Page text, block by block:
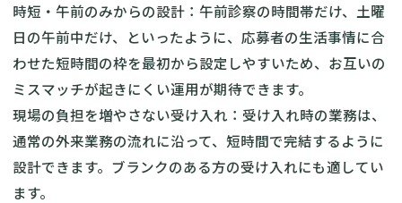
時短・午前のみからの設計：午前診察の時間帯だけ、土曜
日の午前中だけ、といったように、応募者の生活事情に合
わせた短時間の枠を最初から設定しやすいため、お互いの
ミスマッチが起きにくい運用が期待できます。
現場の負担を増やさない受け入れ：受け入れ時の業務は、
通常の外来業務の流れに沿って、短時間で完結するように
設計できます。ブランクのある方の受け入れにも適してい
ます。